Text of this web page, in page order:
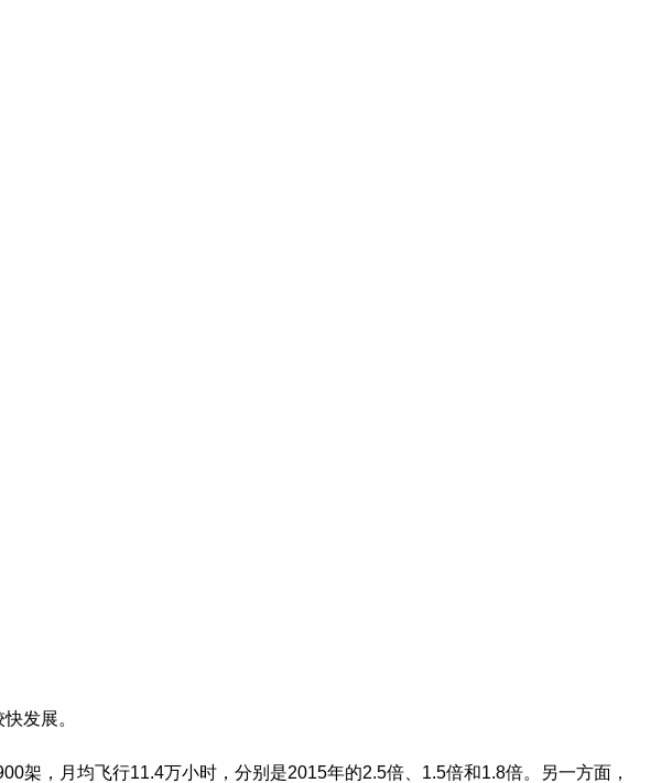
发展。
架，月均飞行11.4万小时，分别是2015年的2.5倍、1.5倍和1.8倍。另一方面，